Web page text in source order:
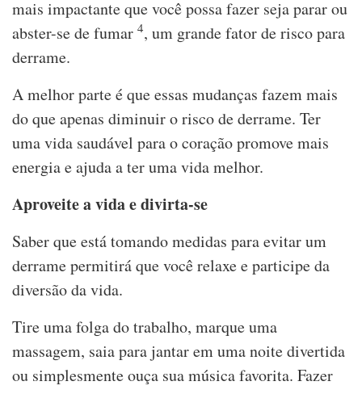
mais impactante que você possa fazer seja parar ou
abster-se de fumar 4, um grande fator de risco para
derrame.
A melhor parte é que essas mudanças fazem mais
do que apenas diminuir o risco de derrame. Ter
uma vida saudável para o coração promove mais
energia e ajuda a ter uma vida melhor.
Aproveite a vida e divirta-se
Saber que está tomando medidas para evitar um
derrame permitirá que você relaxe e participe da
diversão da vida.
Tire uma folga do trabalho, marque uma
massagem, saia para jantar em uma noite divertida
ou simplesmente ouça sua música favorita. Fazer